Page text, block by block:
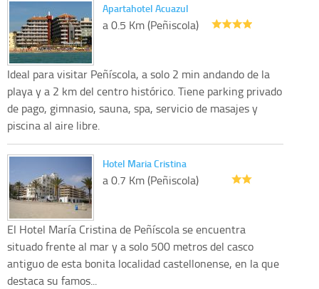
Apartahotel Acuazul
a 0.5 Km (Peñiscola)
Ideal para visitar Peñíscola, a solo 2 min andando de la
playa y a 2 km del centro histórico. Tiene parking privado
de pago, gimnasio, sauna, spa, servicio de masajes y
piscina al aire libre.
Hotel Maria Cristina
a 0.7 Km (Peñiscola)
El Hotel María Cristina de Peñíscola se encuentra
situado frente al mar y a solo 500 metros del casco
antiguo de esta bonita localidad castellonense, en la que
destaca su famos...